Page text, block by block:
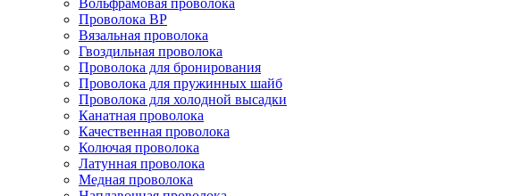
Вольфрамовая проволока
Проволока ВР
Вязальная проволока
Гвоздильная проволока
Проволока для бронирования
Проволока для пружинных шайб
Проволока для холодной высадки
Канатная проволока
Качественная проволока
Колючая проволока
Латунная проволока
Медная проволока